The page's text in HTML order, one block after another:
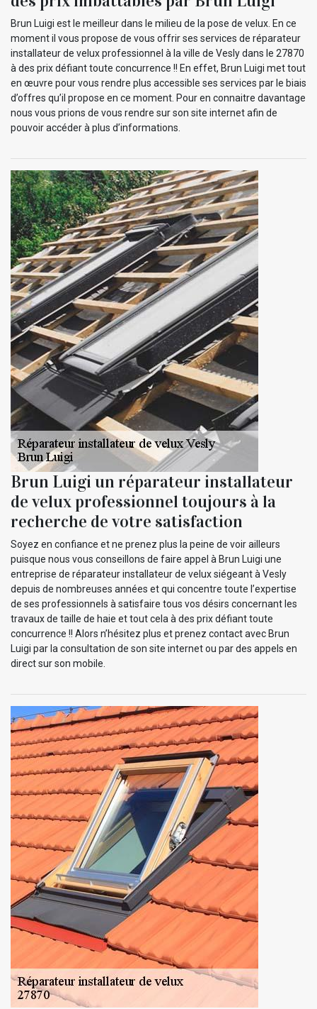
Brun Luigi est le meilleur dans le milieu de la pose de velux. En ce
moment il vous propose de vous offrir ses services de réparateur
installateur de velux professionnel à la ville de Vesly dans le 27870
à des prix défiant toute concurrence !! En effet, Brun Luigi met tout
en œuvre pour vous rendre plus accessible ses services par le biais
d’offres qu’il propose en ce moment. Pour en connaitre davantage
nous vous prions de vous rendre sur son site internet afin de
pouvoir accéder à plus d’informations.
Brun Luigi un réparateur installateur
de velux professionnel toujours à la
recherche de votre satisfaction
Soyez en confiance et ne prenez plus la peine de voir ailleurs
puisque nous vous conseillons de faire appel à Brun Luigi une
entreprise de réparateur installateur de velux siégeant à Vesly
depuis de nombreuses années et qui concentre toute l’expertise
de ses professionnels à satisfaire tous vos désirs concernant les
travaux de taille de haie et tout cela à des prix défiant toute
concurrence !! Alors n’hésitez plus et prenez contact avec Brun
Luigi par la consultation de son site internet ou par des appels en
direct sur son mobile.